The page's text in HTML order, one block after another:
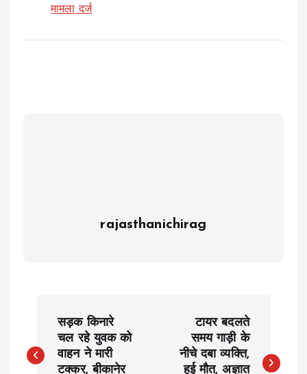
मामला दर्ज
rajasthanichirag
o
सड़क किनारे
चल रहे युवक को
वाहन ने मारी
टक्कर, बीकानेर
टायर बदलते
समय गाड़ी के
नीचे दबा व्यक्ति,
हुई मौत, अज्ञात